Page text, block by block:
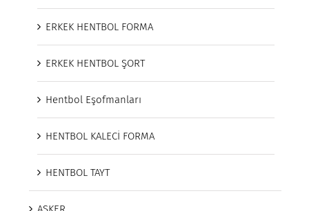
ERKEK HENTBOL FORMA
ERKEK HENTBOL ŞORT
Hentbol Eşofmanları
HENTBOL KALECİ FORMA
HENTBOL TAYT